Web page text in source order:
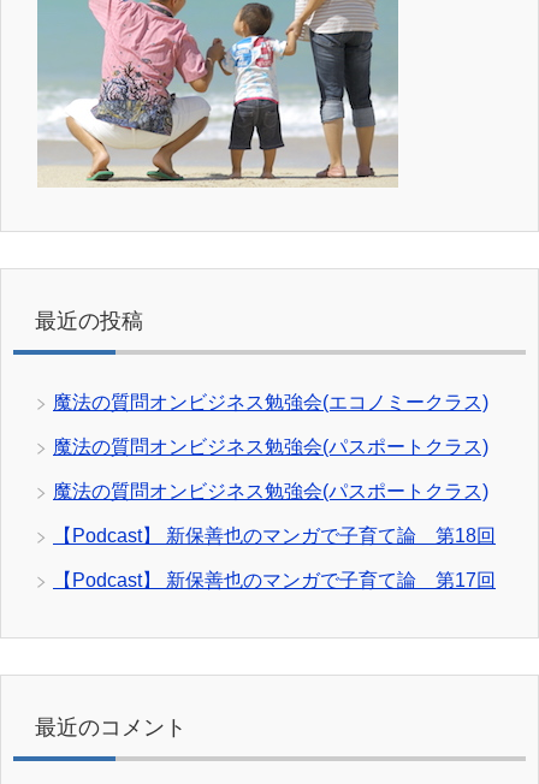
最近の投稿
魔法の質問オンビジネス勉強会(エコノミークラス)
魔法の質問オンビジネス勉強会(パスポートクラス)
魔法の質問オンビジネス勉強会(パスポートクラス)
【Podcast】 新保善也のマンガで子育て論 第18回
【Podcast】 新保善也のマンガで子育て論 第17回
最近のコメント